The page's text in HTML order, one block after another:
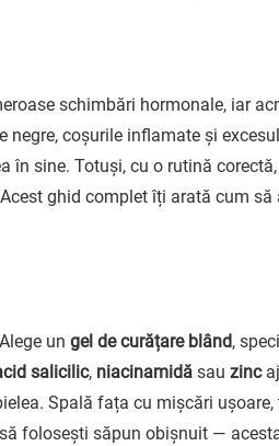
schimbări hormonale, iar
negre, coșurile inflamate și
în sine. Totuși, cu o rutină
ghid complet îți arată cum să
ungel de curățare blând,
salicilic, niacinamidă sauzinc
Spală fața cu mișcări ușoare,
folosești săpun obișnuit —